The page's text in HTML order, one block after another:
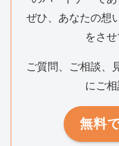
ぜひ、あなたの想
をさせ
ご質問、ご相談、
にご相
無料